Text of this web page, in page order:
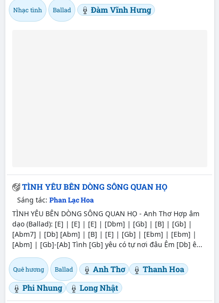
Nhạc tình Ballad Đàm Vĩnh Hưng
TÌNH YÊU BÊN DÒNG SÔNG QUAN HỌ
Sáng tác: Phan Lạc Hoa
TÌNH YÊU BÊN DÒNG SÔNG QUAN HỌ - Anh Thơ Hợp âm
dạo (Ballad): [E] | [E] | [E] | [Dbm] | [Gb] | [B] | [Gb] |
[Abm7] | [Db] [Abm] | [B] | [E] | [Gb] | [Ebm] | [Ebm] |
[Abm] | [Gb]-[Ab] Tình [Gb] yêu có tự nơi đâu Êm [Db] ê...
Quê hương Ballad Anh Thơ
Thanh Hoa
Phi Nhung
Long Nhật